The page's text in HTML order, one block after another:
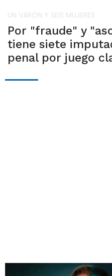
UN VARÓN Y SEIS MUJERES
Por "fraude" y
tiene siete
penal por juego